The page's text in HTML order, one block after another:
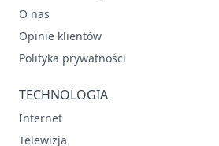
O nas
Opinie klientów
Polityka prywatności
TECHNOLOGIA
Internet
Telewizja